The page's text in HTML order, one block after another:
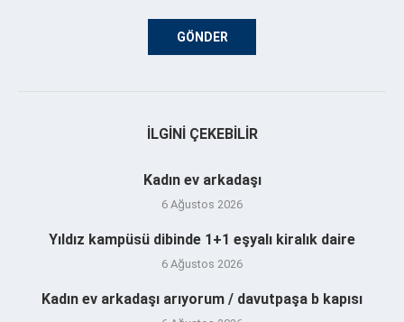
İLGINI ÇEKEBILIR
Kadın ev arkadaşı
6 Ağustos 2026
Yıldız kampüsü dibinde 1+1 eşyalı kiralık daire
6 Ağustos 2026
Kadın ev arkadaşı arıyorum / davutpaşa b kapısı